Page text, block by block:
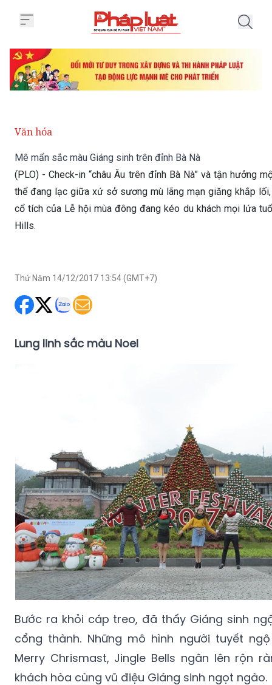
Văn hóa
Mê mẩn sắc màu Giáng sinh trên đỉnh Bà Nà
(PLO) - Check-in “châu Âu trên đỉnh Bà Nà” và tận hưởng
thể đang lạc giữa xứ sở sương mù lãng mạn giăng khắp
cổ tích của Lễ hội mùa đông đang kéo du khách mọi lứa
Hills.
Thứ Năm 14/12/2017 13:54 (GMT+7)
Lung linh sắc màu Noel
Bước ra khỏi cáp treo, đã thấy Giáng sinh
cổng thành. Những mô hình người tuyết
Merry Chrismast, Jingle Bells ngân lên rộn
khách hòa cùng vũ điệu Giáng sinh ngọt ngào.